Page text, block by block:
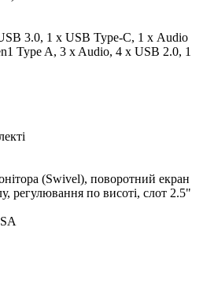
3.0, 1 x USB Type-C, 1 х Audio
Type A, 3 x Audio, 4 x USB 2.0, 1
(Swivel), поворотний екран
регулювання по висоті, слот 2.5"